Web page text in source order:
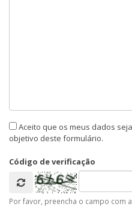
Aceito que os meus dados
objetivo deste formulário.
Código de verificação
Por favor, preencha o campo com